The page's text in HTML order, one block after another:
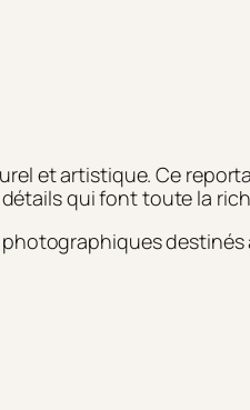
et artistique. Ce
qui font toute la